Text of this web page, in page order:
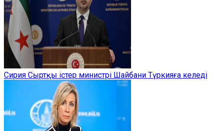
Сирия Сыртқы істер министрі Шайбани Түркияға келеді